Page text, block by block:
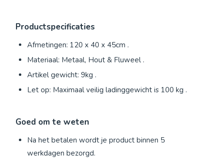
Productspecificaties
Afmetingen: 120 x 40 x 45cm .
Materiaal: Metaal, Hout & Fluweel .
Artikel gewicht: 9kg .
Let op: Maximaal veilig ladinggewicht is 100 kg .
Goed om te weten
Na het betalen wordt je product binnen 5
werkdagen bezorgd.